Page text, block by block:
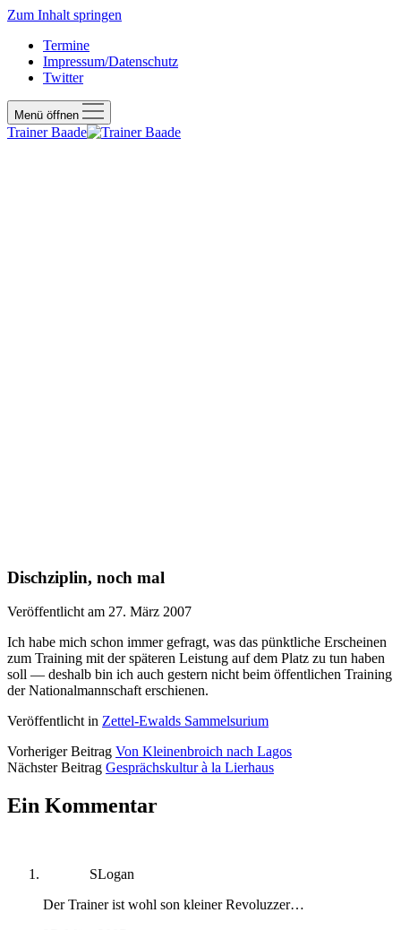
Zum Inhalt springen
Termine
Impressum/Datenschutz
Twitter
Menü öffnen
Trainer Baade
Dischziplin, noch mal
Veröffentlicht am 27. März 2007
Ich habe mich schon immer gefragt, was das pünktliche Erscheinen
zum Training mit der späteren Leistung auf dem Platz zu tun haben
soll — deshalb bin ich auch gestern nicht beim öffentlichen Training
der Nationalmannschaft erschienen.
Veröffentlicht in Zettel-Ewalds Sammelsurium
Vorheriger Beitrag Von Kleinenbroich nach Lagos
Nächster Beitrag Gesprächskultur à la Lierhaus
Ein Kommentar
SLogan
Der Trainer ist wohl son kleiner Revoluzzer…